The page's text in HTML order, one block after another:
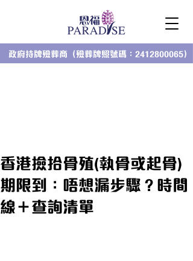
政府持牌殮葬商（殮葬牌照號碼：2412800065）
香港撿拾骨殖(執骨或起骨)
期限到：唔想漏步驟？時間
線＋查詢清單